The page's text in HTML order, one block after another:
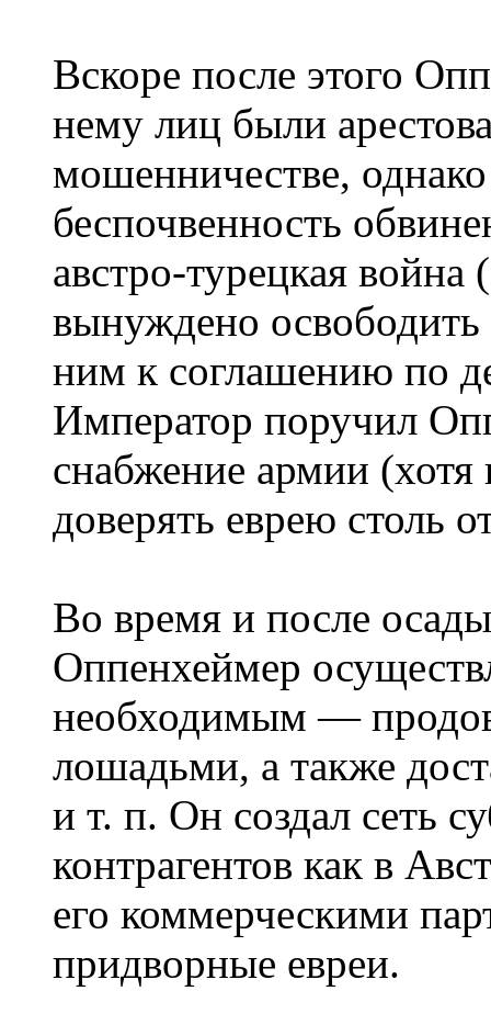
Вскоре после этого
нему лиц были
мошенничестве, однако
беспочвенность
австро-турецкая
вынуждено
ним к соглашению по
Император поручил
снабжение армии (хотя
доверять еврею столь
Во время и после
Оппенхеймер
необходимым —
лошадьми, а также
и т. п. Он создал сеть
контрагентов как в
его коммерческими
придворные евреи.